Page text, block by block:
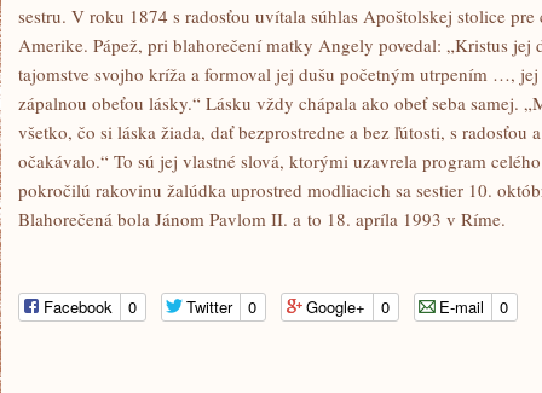
sestru. V roku 1874 s radosťou uvítala súhlas Apoštolskej stolice
Amerike. Pápež, pri blahorečení matky Angely povedal: „Kristus jej
tajomstve svojho kríža a formoval jej dušu početným utrpením …,
zápalnou obeťou lásky.“ Lásku vždy chápala ako obeť seba samej.
všetko, čo si láska žiada, dať bezprostredne a bez ľútosti, s radosťou
očakávalo.“ To sú jej vlastné slová, ktorými uzavrela program
pokročilú rakovinu žalúdka uprostred modliacich sa sestier 10.
Blahorečená bola Jánom Pavlom II. a to 18. apríla 1993 v Ríme.
Facebook 0 Twitter 0 Google+ 0 E-mail 0